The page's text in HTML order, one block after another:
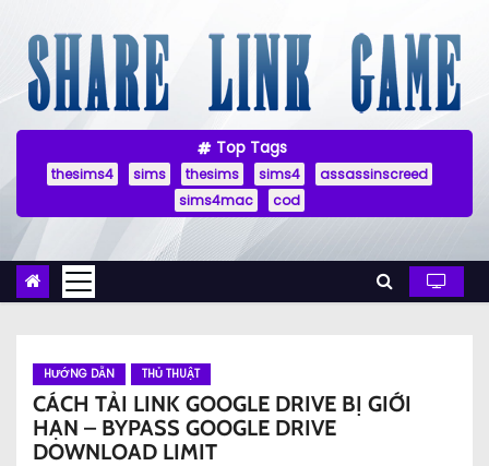
p
n
Top Tags
thesims4 sims thesims sims4
assassinscreed
sims4mac
cod
HƯỚNG DẪN THỦ THUẬT
CÁCH TẢI LINK GOOGLE DRIVE BỊ GIỚI
HẠN – BYPASS GOOGLE DRIVE
DOWNLOAD LIMIT